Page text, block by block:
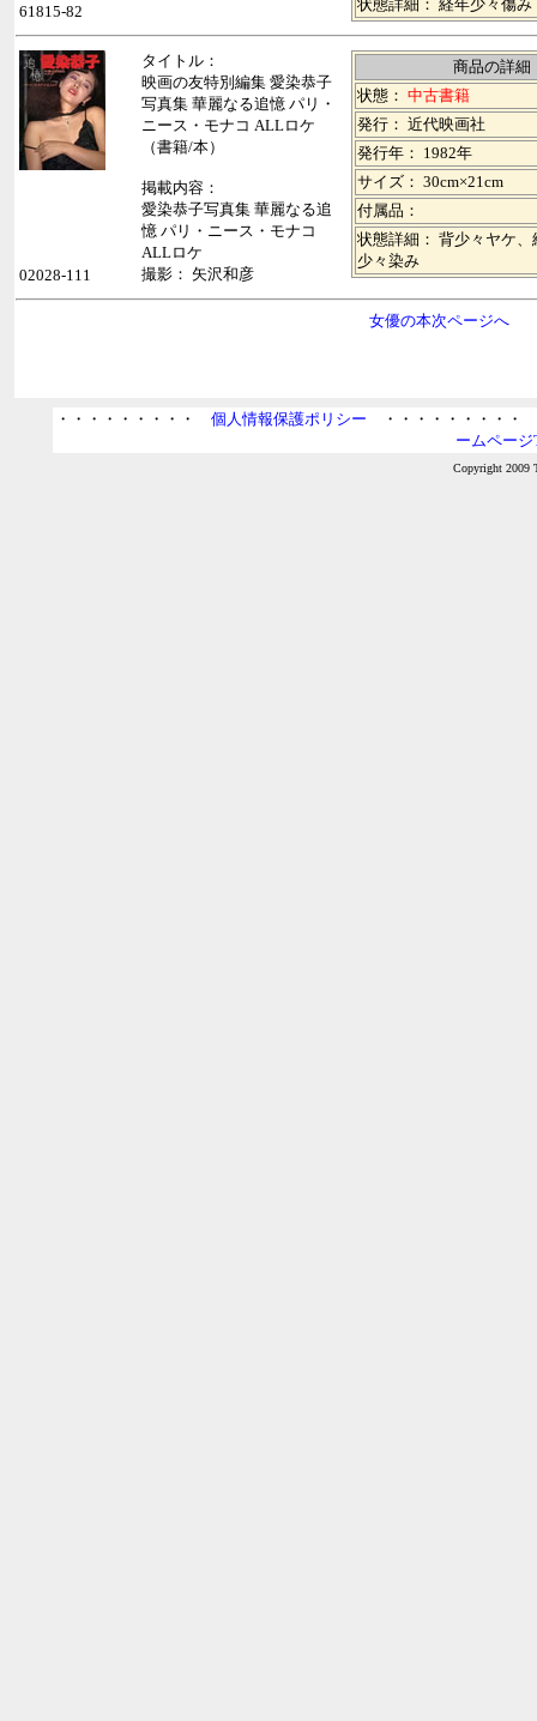
状態詳細： 経年少々傷み
61815-82
タイトル：
映画の友特別編集 愛染恭子
写真集 華麗なる追憶 パリ・
ニース・モナコ ALLロケ
（書籍/本）
掲載内容：
愛染恭子写真集 華麗なる追
憶 パリ・ニース・モナコ
ALLロケ
撮影： 矢沢和彦
商品の詳細
状態： 中古書籍
発行： 近代映画社
発行年： 1982年
サイズ： 30cm×21cm
付属品：
状態詳細： 背少々ヤケ、
少々染み
02028-111
女優の本次ページへ
・・・・・・・・・個人情報保護ポリシー ・・・・・・・・
ームページ
Copyright 2009